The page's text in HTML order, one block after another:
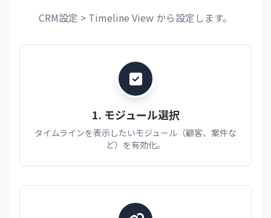
CRM設定 > Timeline View から設定します。
1. モジュール選択
タイムラインを表示したいモジュール（顧客、案件な
ど）を有効化。